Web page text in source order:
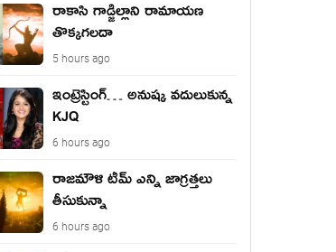
రాకాసి గాడ్జిల్లాని రామాయణ
తొక్కగలదా
5 hours ago
ఇంట్రెస్టింగ్… అనుష్క వదులుకున్న
KJQ
6 hours ago
రాజమౌళి టీమ్ ఎన్ని జాగ్రత్తలు
తీసుకున్నా
6 hours ago